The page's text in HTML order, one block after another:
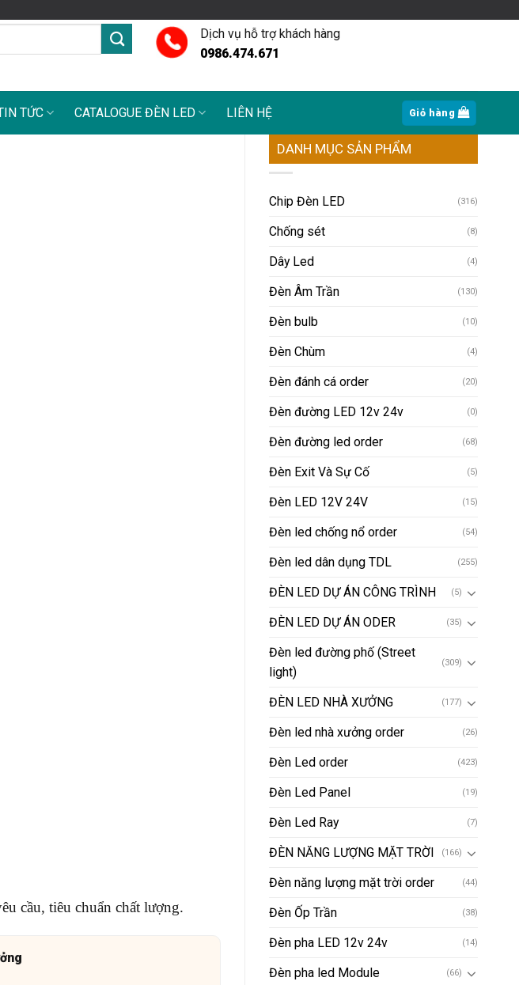
Dịch vụ hỗ trợ khách hàng
0986.474.671
TỨC CATALOGUE ĐÈN LED LIÊN HỆ Giỏ hàng
cầu, tiêu chuẩn chất lượng.
DANH MỤC SẢN PHẨM
Chip Đèn LED (316)
Chống sét (8)
Dây Led (4)
Đèn Âm Trần (130)
Đèn bulb (10)
Đèn Chùm (4)
Đèn đánh cá order (20)
Đèn đường LED 12v 24v (0)
Đèn đường led order (68)
Đèn Exit Và Sự Cố (5)
Đèn LED 12V 24V (15)
Đèn led chống nổ order (54)
Đèn led dân dụng TDL (255)
ĐÈN LED DỰ ÁN CÔNG TRÌNH (5)
ĐÈN LED DỰ ÁN ODER (35)
Đèn led đường phố (Street
light)
(309)
ĐÈN LED NHÀ XƯỞNG (177)
Đèn led nhà xưởng order (26)
Đèn Led order (423)
Đèn Led Panel (19)
Đèn Led Ray (7)
ĐÈN NĂNG LƯỢNG MẶT TRỜI (166)
Đèn năng lượng mặt trời order (44)
Đèn Ốp Trần (38)
Đèn pha LED 12v 24v (14)
Đèn pha led Module (66)